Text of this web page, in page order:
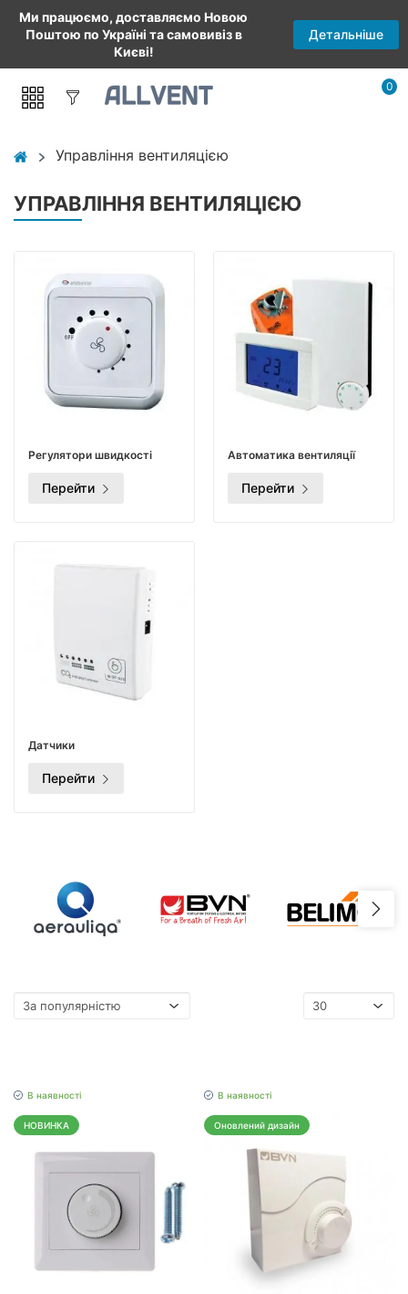
Ми працюємо, доставляємо Новою
Поштою по Україні та самовивіз в
Києві!
Детальніше
0
Управління вентиляцією
УПРАВЛІННЯ ВЕНТИЛЯЦІЄЮ
Регулятори швидкості
Перейти
Автоматика вентиляції
Перейти
Датчики
Перейти
В наявності
НОВИНКА
В наявності
Оновлений дизайн